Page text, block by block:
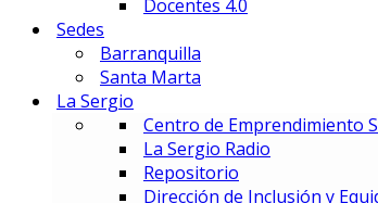
Postgrados
DOCTORADO:
DIN – Doctorado
MAESTRÍAS:
Docentes 4.0
Sedes
Barranquilla
Santa Marta
La Sergio
Centro de Emprendimiento
La Sergio Radio
Repositorio
Dirección de Inclusión y